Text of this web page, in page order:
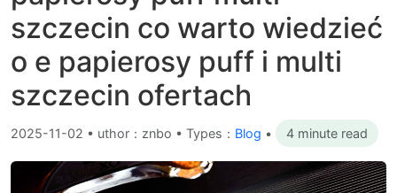
szczecin co warto wiedzieć
o e papierosy puff i multi
szczecin ofertach
2025-11-02 • uthor：znbo • Types： Blog • 4 minute read